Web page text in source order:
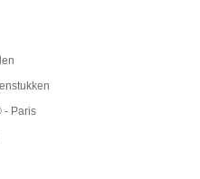
- Paris